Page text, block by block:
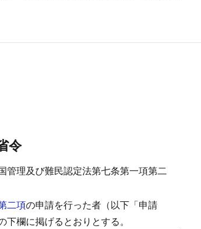
文の表示方法が変わります）
令
管理及び難民認定法第七条第一項第二
二項の申請を行った者（以下「申請
欄に掲げるとおりとする。